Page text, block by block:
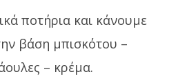
ποτήρια και κάνουμε
βάση μπισκότου –
– κρέμα.